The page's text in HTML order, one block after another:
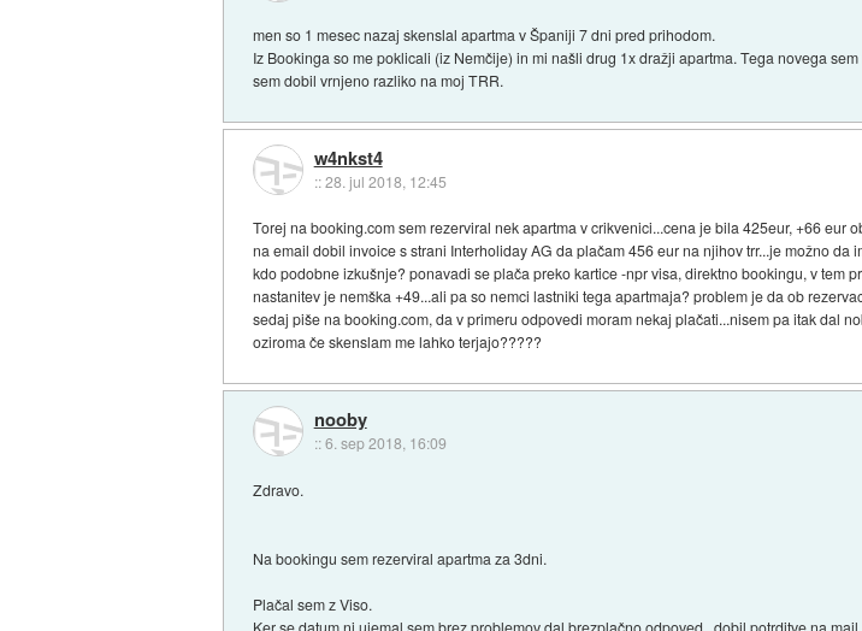
men so 1 mesec nazaj skenslal apartma v Španiji 7 dni pred prihodom.
Iz Bookinga so me poklicali (iz Nemčije) in mi našli drug 1x dražji apartma. Tega novega
sem dobil vrnjeno razliko na moj TRR.
w4nkst4
::28. jul 2018, 12:45
Torej na booking.com sem rezerviral nek apartma v crikvenici...cena je bila 425eur, +66
na email dobil invoice s strani Interholiday AG da plačam 456 eur na njihov trr...je možno
kdo podobne izkušnje? ponavadi se plača preko kartice -npr visa, direktno bookingu, v tem
nastanitev je nemška +49...ali pa so nemci lastniki tega apartmaja? problem je da ob
sedaj piše na booking.com, da v primeru odpovedi moram nekaj plačati...nisem pa itak dal
oziroma če skenslam me lahko terjajo?????
nooby
::6. sep 2018, 16:09
Zdravo.
Na bookingu sem rezerviral apartma za 3dni.
Plačal sem z Viso.
Ker se datum ni ujemal sem brez problemov dal brezplačno odpoved., dobil potrditve na mail.